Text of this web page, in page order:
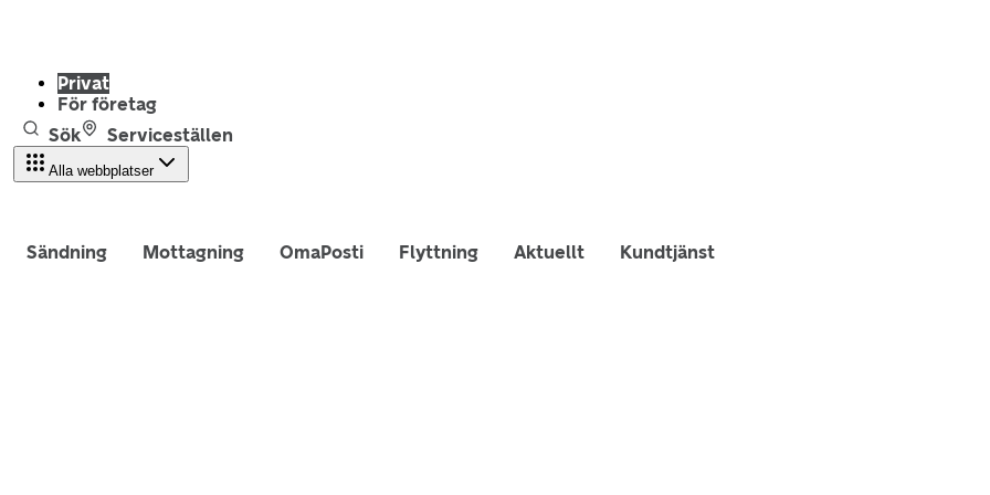
Privat
För företag
Sök
Serviceställen
Alla webbplatser
Sändning Mottagning OmaPosti Flyttning Aktuellt Kundtjänst